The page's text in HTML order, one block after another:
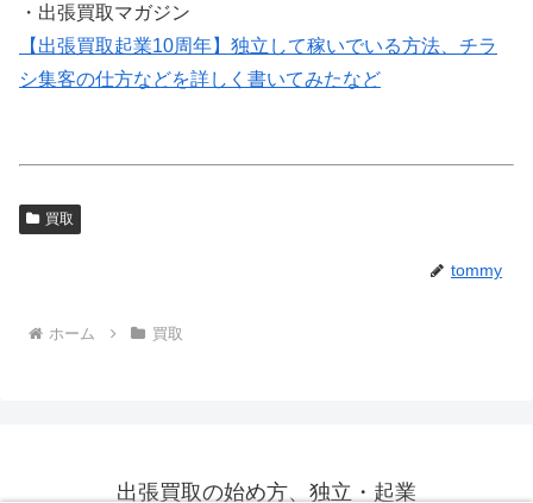
・出張買取マガジン
【出張買取起業10周年】独立して稼いでいる方法、チラ
シ集客の仕方などを詳しく書いてみたなど
買取
tommy
ホーム 買取
出張買取の始め方、独立・起業